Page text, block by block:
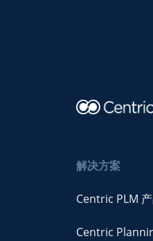
解决方案
Centric PLM
Centric